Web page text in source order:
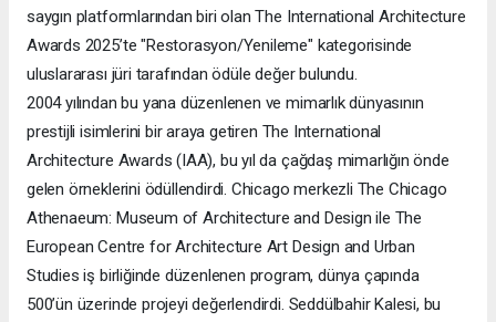
saygın platformlarından biri olan The International Architecture
Awards 2025’te "Restorasyon/Yenileme" kategorisinde
uluslararası jüri tarafından ödüle değer bulundu.
2004 yılından bu yana düzenlenen ve mimarlık dünyasının
prestijli isimlerini bir araya getiren The International
Architecture Awards (IAA), bu yıl da çağdaş mimarlığın önde
gelen örneklerini ödüllendirdi. Chicago merkezli The Chicago
Athenaeum: Museum of Architecture and Design ile The
European Centre for Architecture Art Design and Urban
Studies iş birliğinde düzenlenen program, dünya çapında
500’ün üzerinde projeyi değerlendirdi. Seddülbahir Kalesi, bu